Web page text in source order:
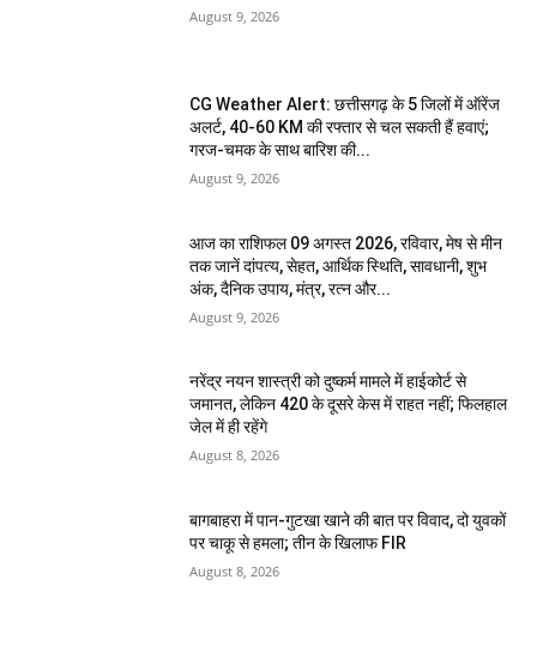
August 9, 2026
CG Weather Alert: छत्तीसगढ़ के 5 जिलों में ऑरेंज
अलर्ट, 40-60 KM की रफ्तार से चल सकती हैं हवाएं;
गरज-चमक के साथ बारिश की...
August 9, 2026
आज का राशिफल 09 अगस्त 2026, रविवार, मेष से मीन
तक जानें दांपत्य, सेहत, आर्थिक स्थिति, सावधानी, शुभ
अंक, दैनिक उपाय, मंत्र, रत्न और...
August 9, 2026
नरेंद्र नयन शास्त्री को दुष्कर्म मामले में हाईकोर्ट से
जमानत, लेकिन 420 के दूसरे केस में राहत नहीं; फिलहाल
जेल में ही रहेंगे
August 8, 2026
बागबाहरा में पान-गुटखा खाने की बात पर विवाद, दो युवकों
पर चाकू से हमला; तीन के खिलाफ FIR
August 8, 2026